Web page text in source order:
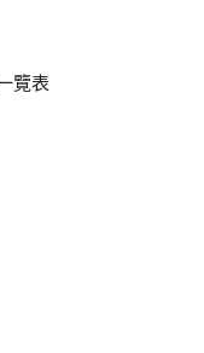
覽表